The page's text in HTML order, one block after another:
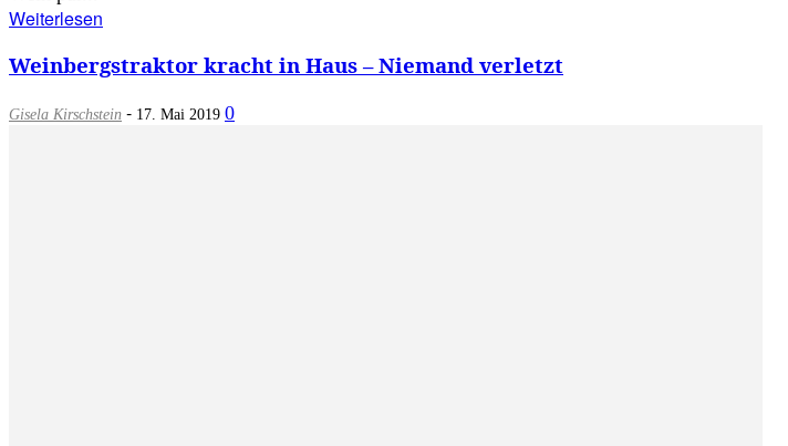
Weiterlesen
Weinbergstraktor kracht in Haus – Niemand verletzt
Gisela Kirschstein - 17. Mai 2019 0